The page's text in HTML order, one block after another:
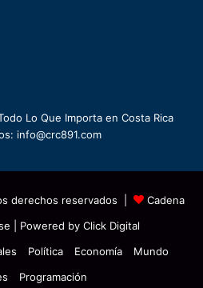
Lo Que Importa en Costa Rica
info@crc891.com
derechos reservados |
Cadena
| Powered by Click Digital
Política Economía
Mundo
Programación